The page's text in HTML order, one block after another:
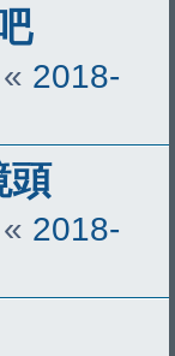
« 2018-
頭
« 2018-